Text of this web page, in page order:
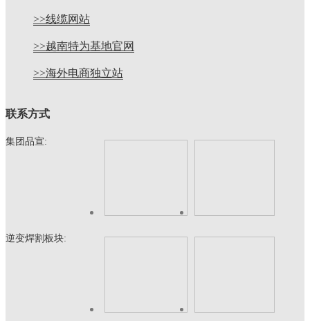
>>线缆网站
>>越南特为基地官网
>>海外电商独立站
联系方式
集团品宣:
逆变焊割板块: